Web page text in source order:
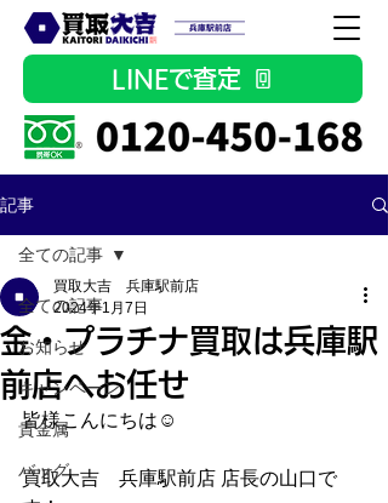
LINEで査定
記事
全ての記事
お知らせ
キャンペーン
貴金属
バッグ
全ての記事
金・プラチナ買取は兵庫駅
前店へお任せ
買取大吉 兵庫駅前店
2024年1月7日
皆様こんにちは☺
買取大吉　兵庫駅前店 店長の山口で